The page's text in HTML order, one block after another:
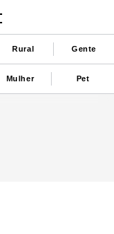
Rural Gente
Mulher Pet